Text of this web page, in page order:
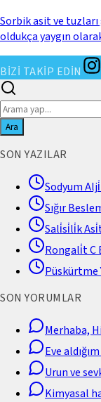
Sorbik asit ve
oldukça yaygın
BİZİ TAKİP EDİN
Ara
SON YAZILAR
Sodyum
Sığır
Sali̇si̇li̇k
Rongali̇t C
SON YORUMLAR
Merhaba,
Eve
Urun ve
Kimyasal